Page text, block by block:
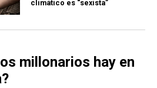
climático es “sexista”
millonarios hay en